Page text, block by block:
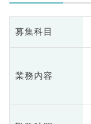
募集科目
業務内容